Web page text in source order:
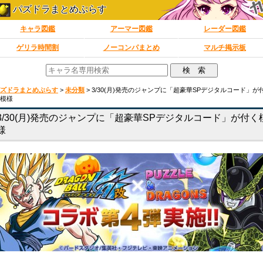
パズドラまとめぷらす
キャラ図鑑 アーマー図鑑 レーダー図鑑
ゲリラ時間割 ノーコンパまとめ マルチ掲示板
ドラまとめぷらす > 未分類 > 3/30(月)発売のジャンプに「超豪華SPデジタルコード」が
様
30(月)発売のジャンプに「超豪華SPデジタルコード」が付く